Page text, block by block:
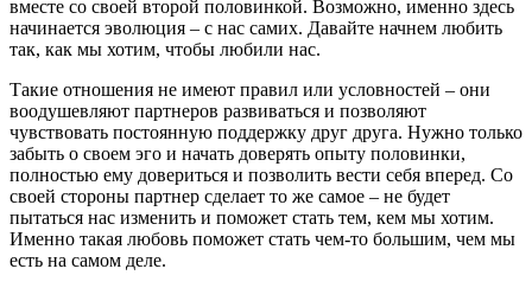
вместе со своей второй половинкой. Возможно, именно здесь
начинается эволюция – с нас самих. Давайте начнем любить
так, как мы хотим, чтобы любили нас.
Такие отношения не имеют правил или условностей – они
воодушевляют партнеров развиваться и позволяют
чувствовать постоянную поддержку друг друга. Нужно только
забыть о своем эго и начать доверять опыту половинки,
полностью ему довериться и позволить вести себя вперед. Со
своей стороны партнер сделает то же самое – не будет
пытаться нас изменить и поможет стать тем, кем мы хотим.
Именно такая любовь поможет стать чем-то большим, чем мы
есть на самом деле.